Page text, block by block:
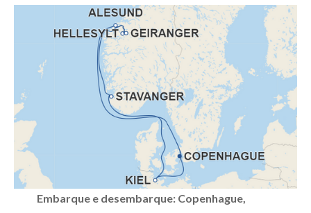
Embarque e desembarque: Copenhague,